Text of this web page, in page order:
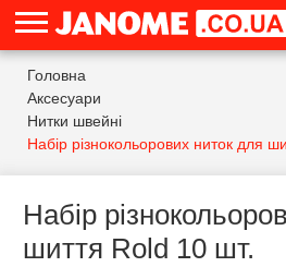
Головна
Аксесуари
Нитки швейні
Набір різнокольорових ниток для
Набір
шиття Rold 10 шт.